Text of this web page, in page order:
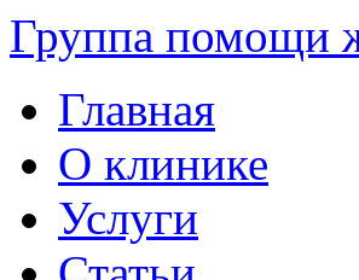
Группа помощи
Главная
О клинике
Услуги